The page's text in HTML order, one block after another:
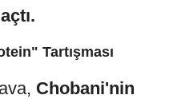
Tartışması
Chobani'nin